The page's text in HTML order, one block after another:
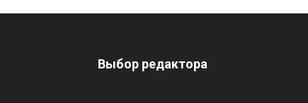
Выбор редактора